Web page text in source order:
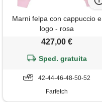
Marni felpa con cappuccio e
logo - rosa
427,00 €
Sped. gratuita
42-44-46-48-50-52
Farfetch